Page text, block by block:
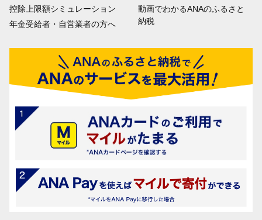
控除上限額シミュレーション
年金受給者・自営業者の方へ
動画でわかるANAのふるさと
納税